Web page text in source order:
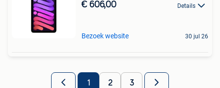
€ 606,00 Details
Bezoek website 30 jul 26
1 2 3